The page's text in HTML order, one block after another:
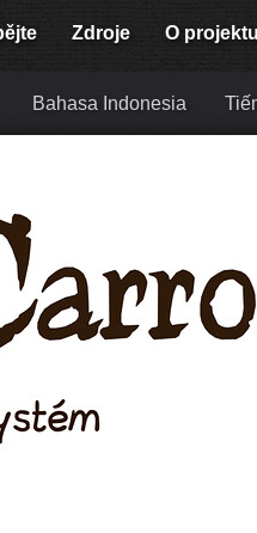
Zdroje O projektu
Bahasa Indonesia